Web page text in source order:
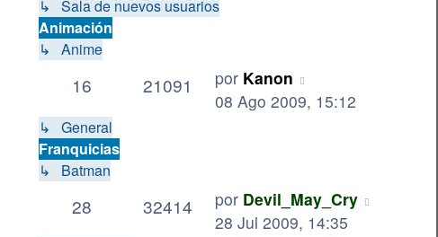
16 21091 por Kanon
08 Ago 2009, 15:12
28 32414 por Devil_May_Cry
28 Jul 2009, 14:35
↳ Sala de nuevos usuarios
Animación
↳ Anime
↳ General
Franquicias
↳ Batman